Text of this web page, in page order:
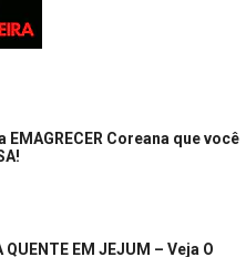
EMAGRECER Coreana que você
QUENTE EM JEJUM – Veja O